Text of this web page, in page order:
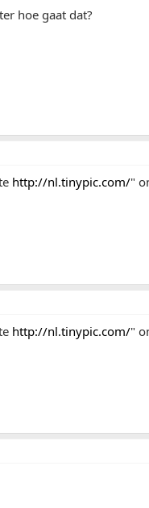
hoe gaat dat?
http://nl.tinypic.com/"
http://nl.tinypic.com/"